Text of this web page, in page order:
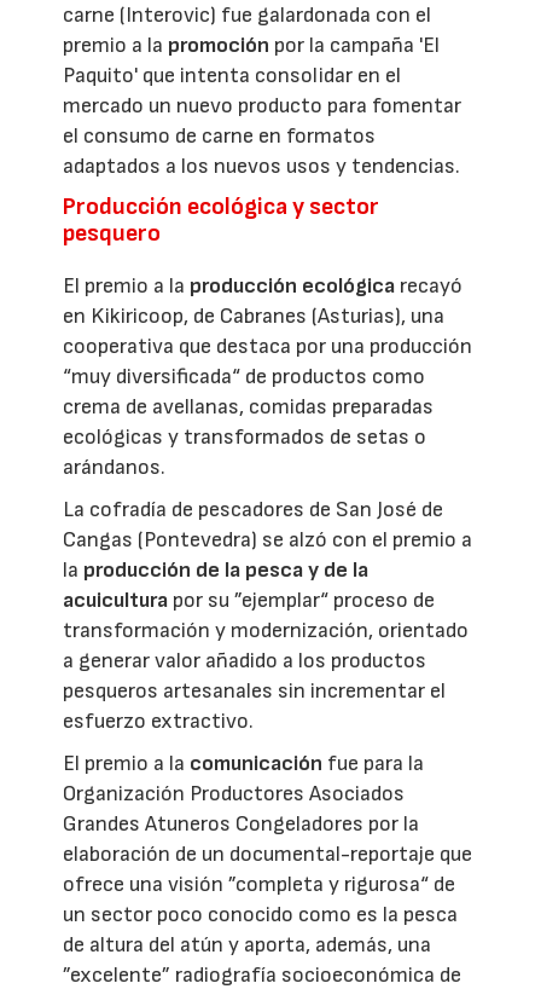
carne (Interovic) fue galardonada con el
premio a la promoción por la campaña 'El
Paquito' que intenta consolidar en el
mercado un nuevo producto para fomentar
el consumo de carne en formatos
adaptados a los nuevos usos y tendencias.
Producción ecológica y sector
pesquero
El premio a la producción ecológica recayó
en Kikiricoop, de Cabranes (Asturias), una
cooperativa que destaca por una producción
“muy diversificada“ de productos como
crema de avellanas, comidas preparadas
ecológicas y transformados de setas o
arándanos.
La cofradía de pescadores de San José de
Cangas (Pontevedra) se alzó con el premio a
la producción de la pesca y de la
acuicultura por su ”ejemplar“ proceso de
transformación y modernización, orientado
a generar valor añadido a los productos
pesqueros artesanales sin incrementar el
esfuerzo extractivo.
El premio a la comunicación fue para la
Organización Productores Asociados
Grandes Atuneros Congeladores por la
elaboración de un documental-reportaje que
ofrece una visión ”completa y rigurosa“ de
un sector poco conocido como es la pesca
de altura del atún y aporta, además, una
”excelente” radiografía socioeconómica de